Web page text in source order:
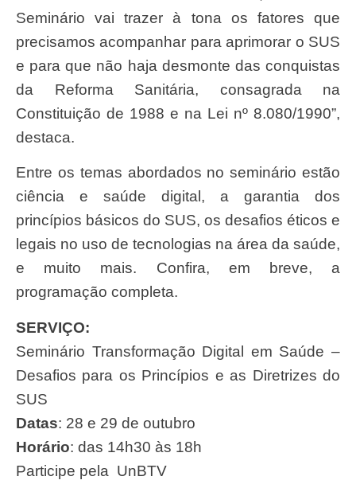
Seminário vai trazer à tona os fatores que
precisamos acompanhar para aprimorar o SUS
e para que não haja desmonte das conquistas
da Reforma Sanitária, consagrada na
Constituição de 1988 e na Lei nº 8.080/1990”,
destaca.
Entre os temas abordados no seminário estão
ciência e saúde digital, a garantia dos
princípios básicos do SUS, os desafios éticos e
legais no uso de tecnologias na área da saúde,
e muito mais. Confira, em breve, a
programação completa.
SERVIÇO:
Seminário Transformação Digital em Saúde –
Desafios para os Princípios e as Diretrizes do
SUS
Datas: 28 e 29 de outubro
Horário: das 14h30 às 18h
Participe pela UnBTV